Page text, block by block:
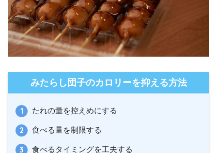
みたらし団子のカロリーを抑える方法
たれの量を控えめにする
食べる量を制限する
食べるタイミングを工夫する